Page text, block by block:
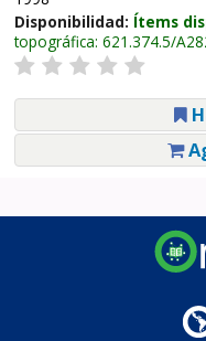
Disponibilidad: Ítems
topográfica: 621.374.5/